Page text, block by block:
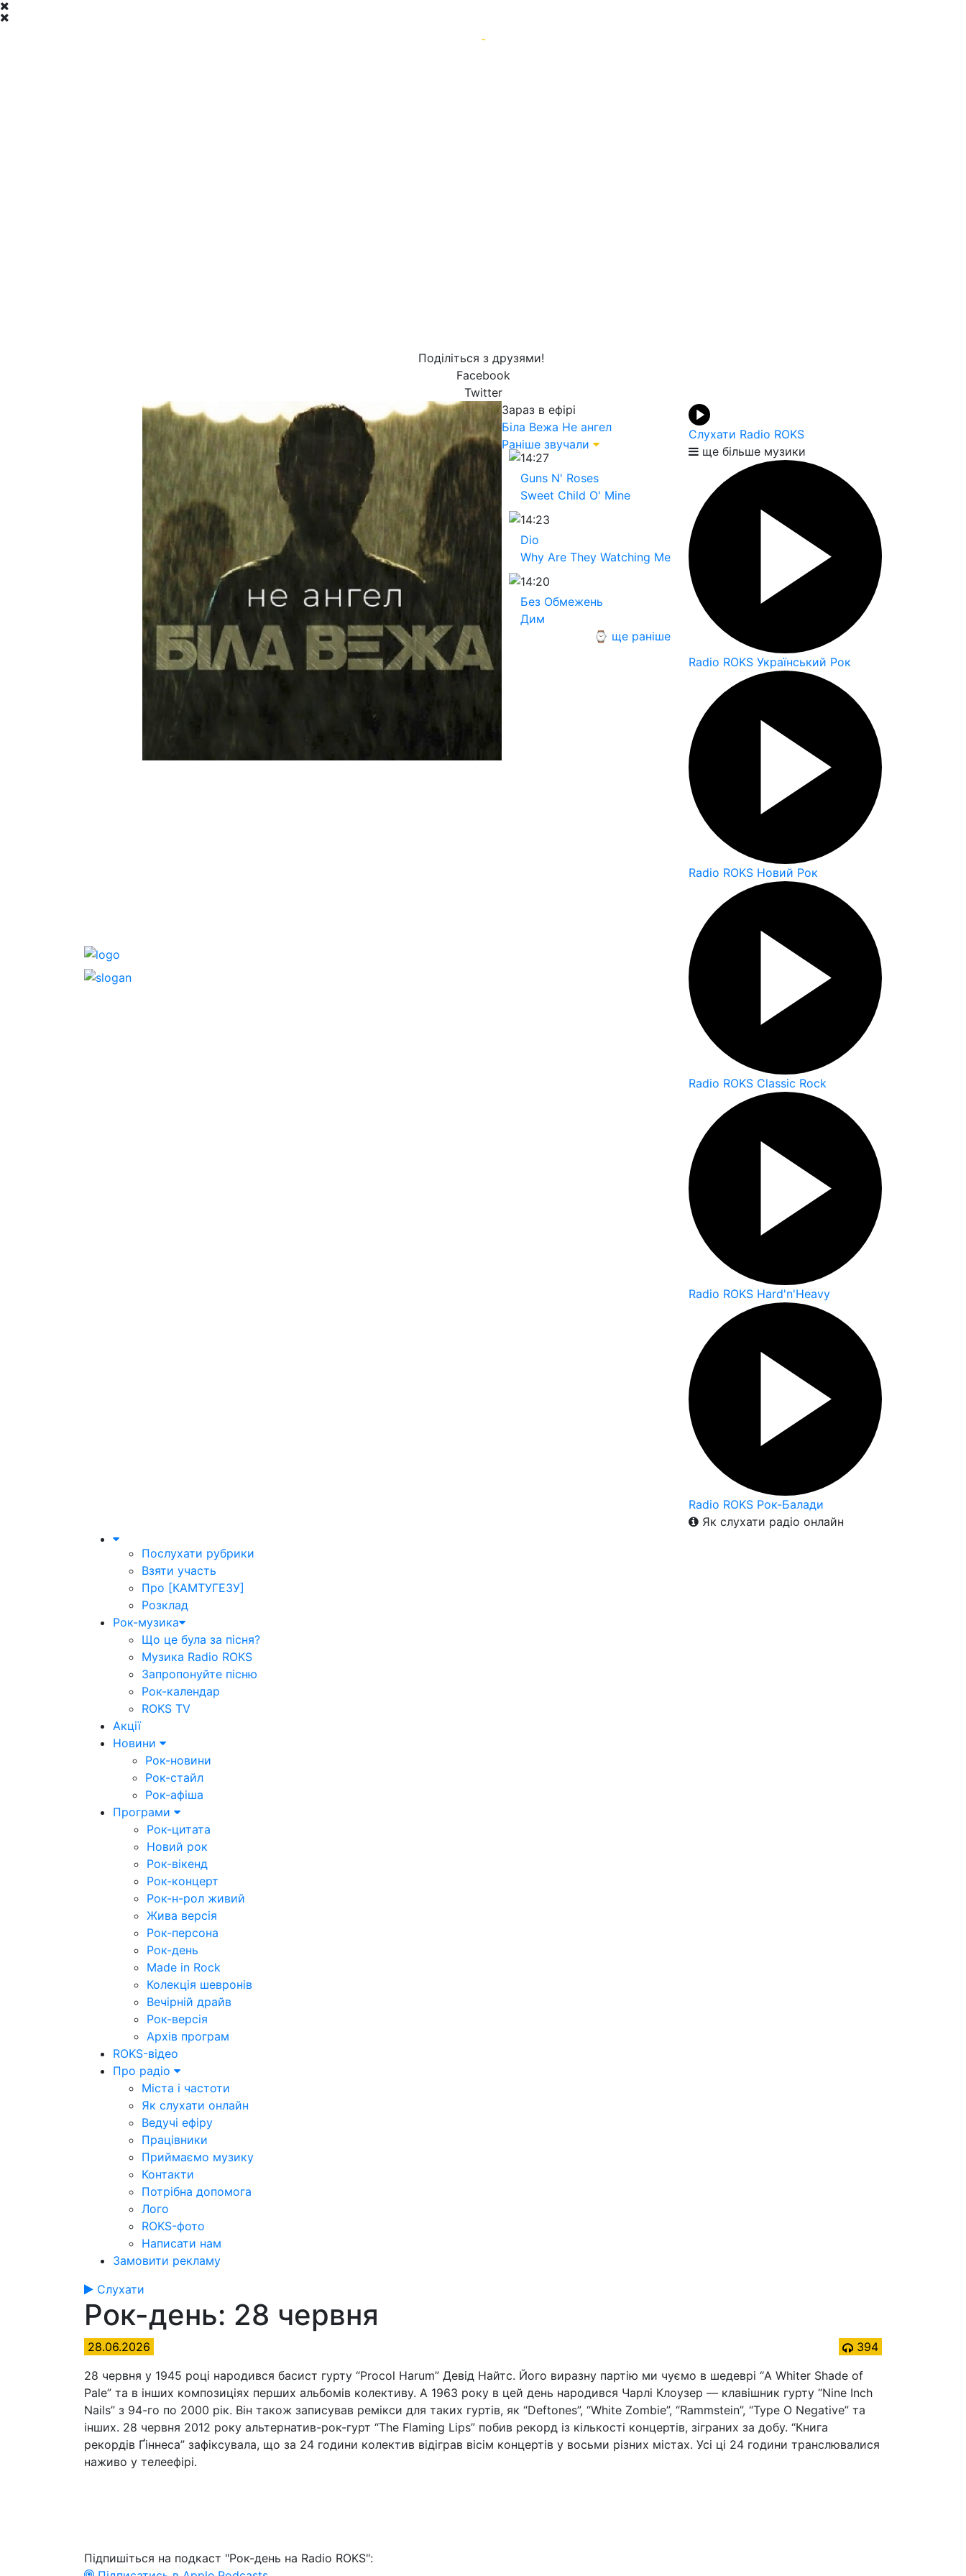
-
Поділіться з друзями!
Facebook
Twitter
Зараз в ефірі
Біла Вежа Не ангел
Раніше звучали
14:27
Guns N' Roses
Sweet Child O' Mine
14:23
Dio
Why Are They Watching Me
14:20
Без Обмежень
Дим
⌚ ще раніше
Слухати Radio ROKS
ще більше музики
Radio ROKS Український Рок
Radio ROKS Новий Рок
Radio ROKS Classic Rock
Radio ROKS Hard'n'Heavy
Radio ROKS Рок-Балади
Як слухати радіо онлайн
Послухати рубрики
Взяти участь
Про [КАМТУГЕЗУ]
Розклад
Рок-музика
Що це була за пісня?
Музика Radio ROKS
Запропонуйте пісню
Рок-календар
ROKS TV
Акції
Новини
Рок-новини
Рок-стайл
Рок-афіша
Програми
Рок-цитата
Новий рок
Рок-вікенд
Рок-концерт
Рок-н-рол живий
Жива версія
Рок-персона
Рок-день
Made in Rock
Колекція шевронів
Вечірній драйв
Рок-версія
Архів програм
ROKS-відео
Про радіо
Міста і частоти
Як слухати онлайн
Ведучі ефіру
Працівники
Приймаємо музику
Контакти
Потрібна допомога
Лого
ROKS-фото
Написати нам
Замовити рекламу
Слухати
Рок-день: 28 червня
28.06.2026
394
28 червня у 1945 році народився басист гурту “Procol Harum” Девід Найтс. Його виразну партію ми чуємо в шедеврі “A Whiter Shade of
Pale” та в інших композиціях перших альбомів колективу. А 1963 року в цей день народився Чарлі Клоузер — клавішник гурту “Nine Inch
Nails” з 94-го по 2000 рік. Він також записував ремікси для таких гуртів, як “Deftones”, “White Zombie”, “Rammstein”, “Type O Negative” та
інших. 28 червня 2012 року альтернатив-рок-гурт “The Flaming Lips” побив рекорд із кількості концертів, зіграних за добу. “Книга
рекордів Ґіннеса” зафіксувала, що за 24 години колектив відіграв вісім концертів у восьми різних містах. Усі ці 24 години транслювалися
наживо у телеефірі.
Підпишіться на подкаст "Рок-день на Radio ROKS":